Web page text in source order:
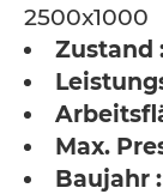
2500x1000
Zustand
Max.
Baujahr :